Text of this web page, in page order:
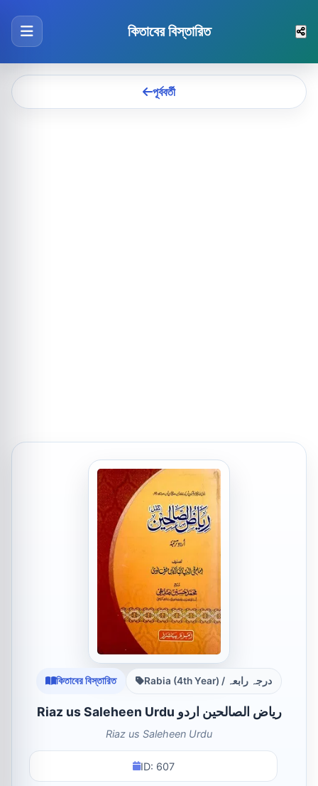
কিতাবের বিস্তারিত
পূর্ববর্তী
কিতাবের বিস্তারিত Rabia (4th Year) / درجہ رابعہ
Riaz us Saleheen Urdu ریاض الصالحین اردو
Riaz us Saleheen Urdu
ID: 607